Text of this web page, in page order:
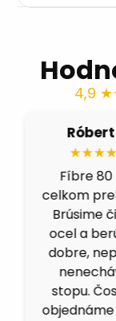
4,9
Róbert
Fíbre 80
celkom
Brúsime
ocel a
dobre,
stopu.
objednáme